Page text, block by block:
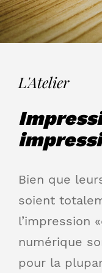
L'Atelier
Bien que
soient
l’impression
numérique
pour la